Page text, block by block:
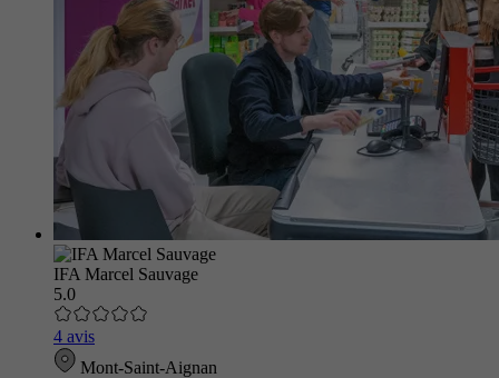
IFA Marcel Sauvage
5.0
4 avis
Mont-Saint-Aignan